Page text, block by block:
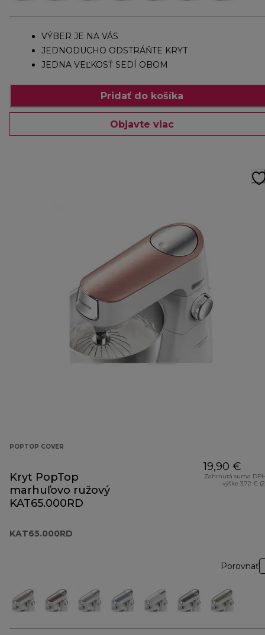
VÝBER JE NA VÁS
JEDNODUCHO ODSTRÁŇTE KRYT
JEDNA VEĽKOSŤ SEDÍ OBOM
Pridať do košíka
Objavte viac
POPTOP COVER
Kryt PopTop
marhuľovo ružový
KAT65.000RD
KAT65.000RD
19,90 €
Zahrnutá suma
výške 3,72 €
Porovnať